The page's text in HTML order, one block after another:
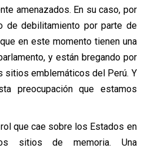
amenazados. En su caso, por
de debilitamiento por parte de
en este momento tienen una
y están bregando por
sitios emblemáticos del Perú. Y
preocupación que estamos
que cae sobre los Estados en
sitios de memoria. Una